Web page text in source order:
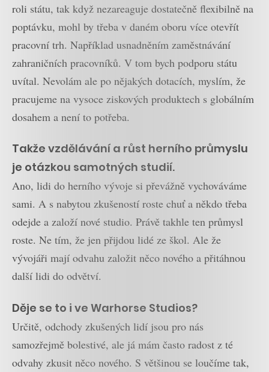
roli státu, tak když nezareaguje dostatečně flexibilně na
poptávku, mohl by třeba v daném oboru více otevřít
pracovní trh. Například usnadněním zaměstnávání
zahraničních pracovníků. V tom bych podporu státu
uvítal. Nevolám ale po nějakých dotacích, myslím, že
pracujeme na vysoce ziskových produktech s globálním
dosahem a není to potřeba.
Takže vzdělávání a růst herního průmyslu
je otázkou samotných studií.
Ano, lidi do herního vývoje si převážně vychováváme
sami. A s nabytou zkušeností roste chuť a někdo třeba
odejde a založí nové studio. Právě takhle ten průmysl
roste. Ne tím, že jen přijdou lidé ze škol. Ale že
vývojáři mají odvahu založit něco nového a přitáhnou
další lidi do odvětví.
Děje se to i ve Warhorse Studios?
Určitě, odchody zkušených lidí jsou pro nás
samozřejmě bolestivé, ale já mám často radost z té
odvahy zkusit něco nového. S většinou se loučíme tak,